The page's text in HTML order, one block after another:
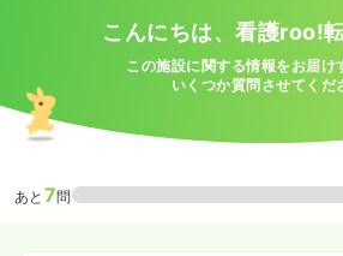
こんにちは、看護roo!
この施設に関する情報をお届け
いくつか質問させてくだ
あと 7問